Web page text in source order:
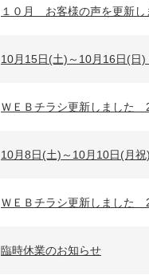
１０月 お客様の声を更新
10月15日(土)～10月16日(日
ＷＥＢチラシ更新しました
10月8日(土)～10月10日(月
ＷＥＢチラシ更新しました
臨時休業のお知らせ